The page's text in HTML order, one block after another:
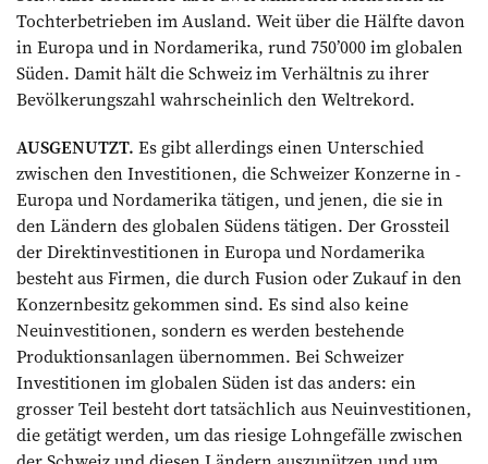
Tochterbetrieben im Ausland. Weit über die Hälfte davon
in Europa und in Nordamerika, rund 750’000 im globalen
­Süden. Damit hält die Schweiz im Verhältnis zu ihrer
Bevölkerungszahl wahrscheinlich den Weltrekord.
AUSGENUTZT. Es gibt allerdings einen Unterschied
zwischen den Investitionen, die Schweizer Konzerne in ­
Europa und Nordamerika tätigen, und jenen, die sie in
den Ländern des globalen Südens tätigen. Der Grossteil
der Direktinvestitionen in Europa und Nordamerika
besteht aus Firmen, die durch Fusion oder Zukauf in den
Konzernbesitz gekommen sind. Es sind also keine
Neuinvestitionen, sondern es werden bestehende
Produktions­anlagen übernommen. Bei Schweizer
Investitionen im globalen Süden ist das anders: ein
grosser Teil besteht dort tatsächlich aus Neuinvestitionen,
die getätigt werden, um das riesige Lohngefälle zwischen